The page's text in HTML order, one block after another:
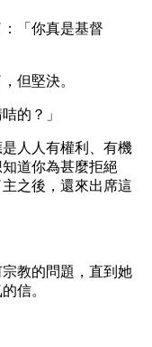
「你真是基督
但堅決。
的？」
是人人有權利、有機
道你為甚麼拒絕
之後，還來出席這
教的問題，直到她
信。